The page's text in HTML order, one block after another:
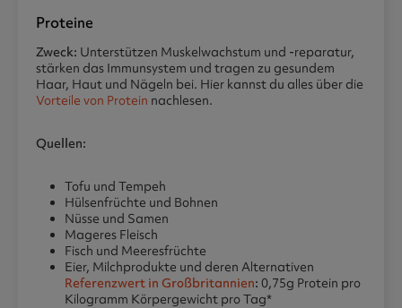
Proteine
Zweck: Unterstützen Muskelwachstum und -reparatur,
stärken das Immunsystem und tragen zu gesundem
Haar, Haut und Nägeln bei. Hier kannst du alles über die
Vorteile von Protein nachlesen.
Quellen:
Tofu und Tempeh
Hülsenfrüchte und Bohnen
Nüsse und Samen
Mageres Fleisch
Fisch und Meeresfrüchte
Eier, Milchprodukte und deren Alternativen
Referenzwert in Großbritannien: 0,75g Protein pro
Kilogramm Körpergewicht pro Tag*